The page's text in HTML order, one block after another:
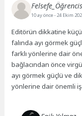
10 ay önce- 24 Ekim
Editörün dikkatine
falında ayı görmek
farklı yönlerine dair
bağlacından önce
ayı görmek güçlü ve
yönlerine dair önemli